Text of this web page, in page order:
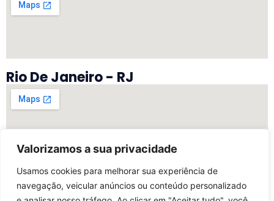
Valorizamos a sua privacidade
Usamos cookies para melhorar sua experiência de
navegação, veicular anúncios ou conteúdo personalizado
Rio De Janeiro - RJ
Vitória - ES